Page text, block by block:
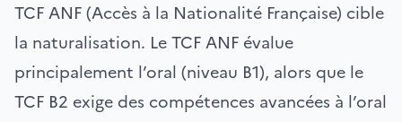
TCF ANF (Accès à la Nationalité Française) cible
la naturalisation. Le TCF ANF évalue
principalement l’oral (niveau B1), alors que le
TCF B2 exige des compétences avancées à l’oral